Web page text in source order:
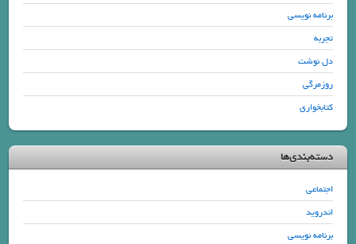
برنامه نویسی
تجربه
دل نوشت
روزمرگی
کتابخواری
دسته‌بندی‌ها
اجتماعی
اندروید
برنامه نویسی